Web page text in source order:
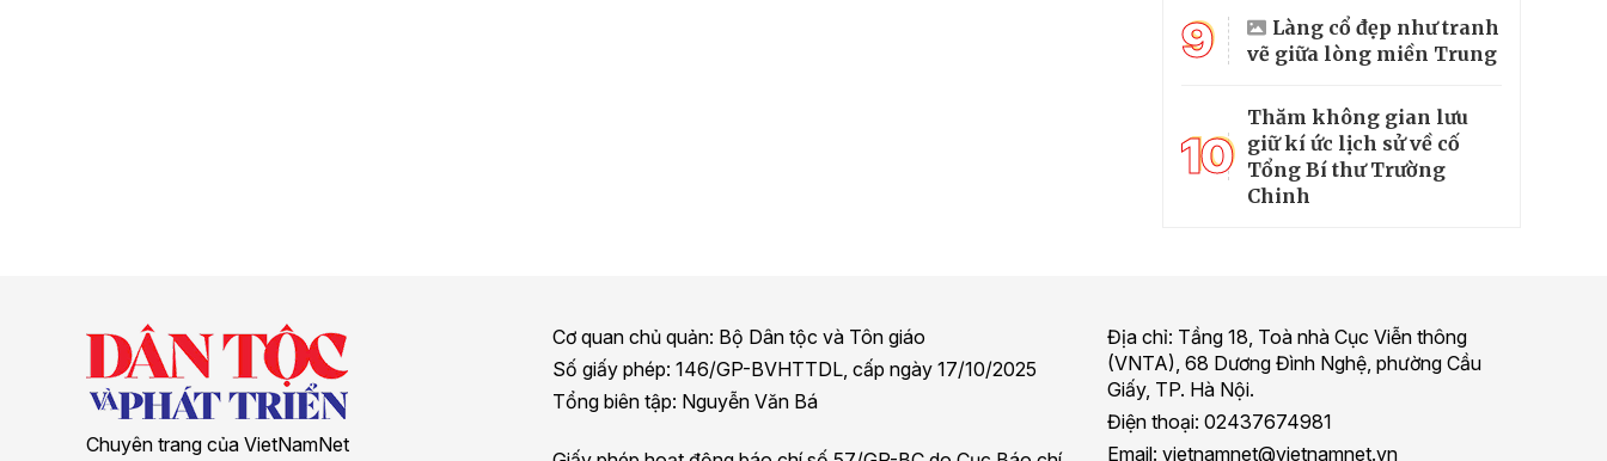
9
Làng cổ đẹp như tranh
vẽ giữa lòng miền Trung
10
Thăm không gian lưu
giữ kí ức lịch sử về cố
Tổng Bí thư Trường
Chinh
Chuyên trang của VietNamNet
Cơ quan chủ quản: Bộ Dân tộc và Tôn giáo
Số giấy phép: 146/GP-BVHTTDL, cấp ngày 17/10/2025
Tổng biên tập: Nguyễn Văn Bá
Địa chỉ: Tầng 18, Toà nhà Cục Viễn thông
(VNTA), 68 Dương Đình Nghệ, phường Cầu
Giấy, TP. Hà Nội.
Điện thoại: 02437674981
Email: vietnamnet@vietnamnet.vn